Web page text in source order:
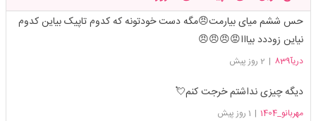
حس ششم میای بیارمت😠مگه دست خودتونه که کدوم تاپیک بیاین کدوم
نیاین زوددد بیااا😡😠😠😠
دریآ839 | 2 روز پیش
دیگه چیزی نداشتم خرجت کنم💘
مهربانو_1404 | 1 روز پیش